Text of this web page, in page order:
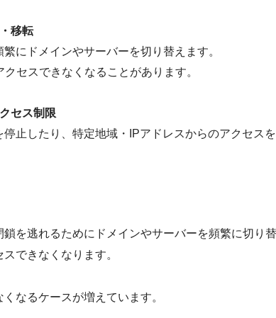
移転
にドメインやサーバーを切り替えます。
セスできなくなることがあります。
セス制限
止したり、特定地域・IPアドレスからのアクセス
を逃れるためにドメインやサーバーを頻繁に切り
できなくなります。
なるケースが増えています。